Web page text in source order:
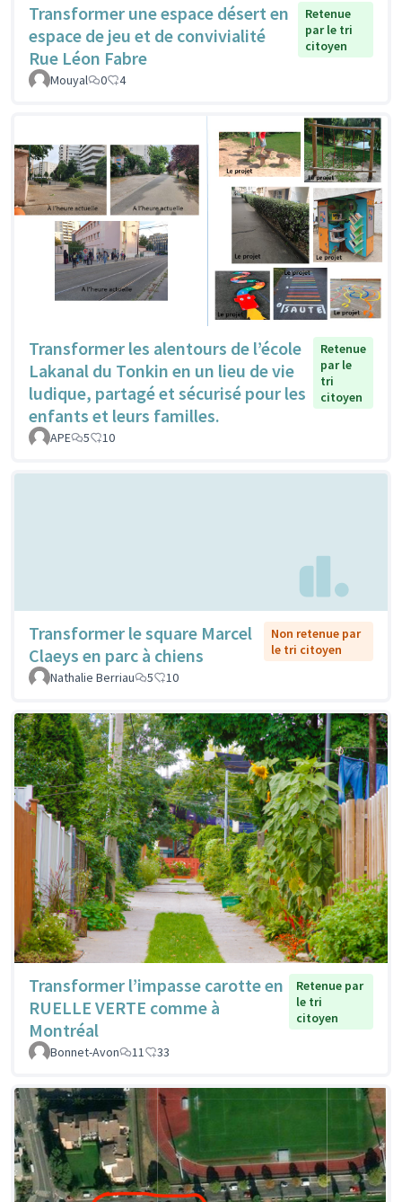
Transformer une espace désert en
espace de jeu et de convivialité
Rue Léon Fabre
Retenue
par le tri
citoyen
Mouyal 0 4
Transformer les alentours de l’école
Lakanal du Tonkin en un lieu de vie
ludique, partagé et sécurisé pour les
enfants et leurs familles.
Retenue
par le
tri
citoyen
APE 5 10
Transformer le square Marcel
Claeys en parc à chiens
Non retenue par
le tri citoyen
Nathalie Berriau
5 10
Transformer l’impasse carotte en
RUELLE VERTE comme à
Montréal
Retenue par
le tri
citoyen
Bonnet-Avon 11 33